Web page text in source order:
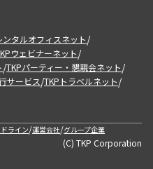
ンタルオフィスネット/
ウェビナーネット/
/TKPパーティー・懇親会ネット/
サービス/TKPトラベルネット/
ライン/運営会社/グループ企業
(C) TKP Corporation